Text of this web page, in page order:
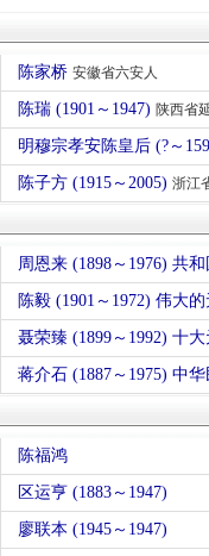
陈家桥 安徽省六安人
陈瑞 (1901～1947) 陕西省
明穆宗孝安陈皇后 (?～
陈子方 (1915～2005) 浙江
周恩来 (1898～1976) 共
陈毅 (1901～1972) 伟大
聂荣臻 (1899～1992) 十
蒋介石 (1887～1975) 中
陈福鸿
区运亨 (1883～1947)
廖联本 (1945～1947)